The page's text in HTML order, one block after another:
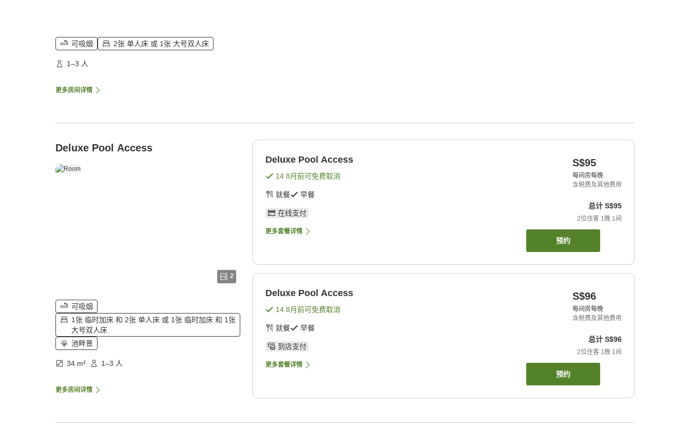
可吸烟 2张 单人床 或 1张 大号双人床
1–3 人
更多房间详情
Deluxe Pool Access
2
可吸烟
1张 临时加床 和 2张 单人床 或 1张 临时加床 和 1张
大号双人床
池畔景
34 m² 1–3 人
更多房间详情
Deluxe Pool Access
14 8月前可免费取消
就餐 早餐
在线支付
更多套餐详情
S$95
每间房每晚
含税费及其他费用
总计 S$95
2位住客 1 晚 1 间
预约
Deluxe Pool Access
14 8月前可免费取消
就餐 早餐
到店支付
更多套餐详情
S$96
每间房每晚
含税费及其他费用
总计 S$96
2位住客 1 晚 1 间
预约